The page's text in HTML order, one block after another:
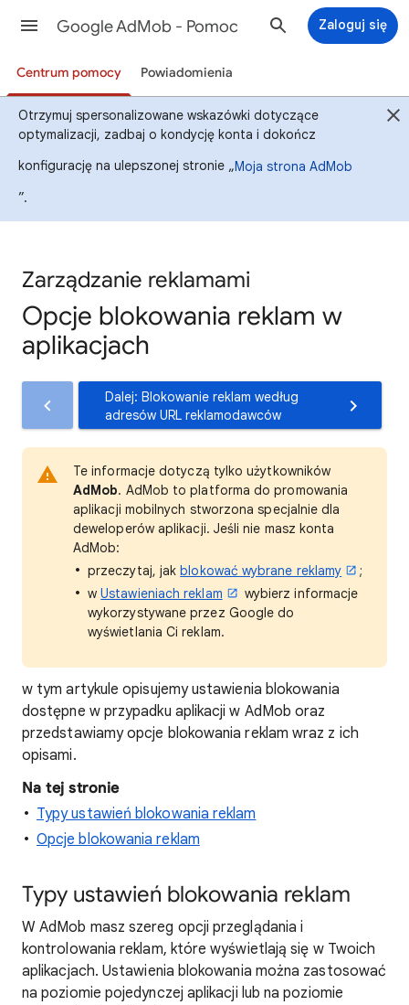
Google AdMob - Pomoc Zaloguj się
Centrum pomocy Powiadomienia
Otrzymuj spersonalizowane wskazówki dotyczące
optymalizacji, zadbaj o kondycję konta i dokończ
konfigurację na ulepszonej stronie „Moja strona AdMob
”.
Zarządzanie reklamami
Opcje blokowania reklam w
aplikacjach
Dalej: Blokowanie reklam według
adresów URL reklamodawców
Te informacje dotyczą tylko użytkowników
AdMob. AdMob to platforma do promowania
aplikacji mobilnych stworzona specjalnie dla
deweloperów aplikacji. Jeśli nie masz konta
AdMob:
przeczytaj, jakblokować wybrane reklamy
;
wUstawieniach reklam
wybierz informacje
wykorzystywane przez Google do
wyświetlania Ci reklam.
w tym artykule opisujemy ustawienia blokowania
dostępne w przypadku aplikacji w AdMob oraz
przedstawiamy opcje blokowania reklam wraz z ich
opisami.
Na tej stronie
Typy ustawień blokowania reklam
Opcje blokowania reklam
Typy ustawień blokowania reklam
W AdMob masz szereg opcji przeglądania i
kontrolowania reklam, które wyświetlają się w Twoich
aplikacjach. Ustawienia blokowania można zastosować
na poziomie pojedynczej aplikacji lub na poziomie